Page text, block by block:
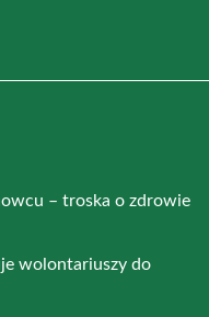
– troska o zdrowie
wolontariuszy do